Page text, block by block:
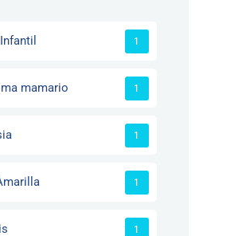
1
mamario 1
1
1
1